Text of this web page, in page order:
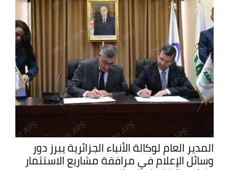
المدير العام لوكالة الأنباء الجزائرية يبرز دور
وسائل الإعلام في مرافقة مشاريع الاستثمار